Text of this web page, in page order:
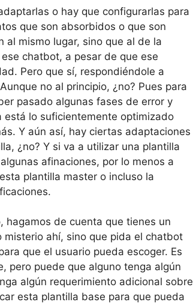
o hay que configurarlas para
que son absorbidos o que son
al mismo lugar, sino que al de la
chatbot, a pesar de que ese
Pero que sí, respondiéndole a
no al principio, ¿no? Pues para
pasado algunas fases de error y
lo suficientemente optimizado
Y aún así, hay ciertas adaptaciones
¿no? Y si va a utilizar una plantilla
afinaciones, por lo menos a
plantilla master o incluso la
hagamos de cuenta que tienes un
ahí, sino que pida el chatbot
que el usuario pueda escoger. Es
pero puede que alguno tenga algún
algún requerimiento adicional sobre
esta plantilla base para que pueda